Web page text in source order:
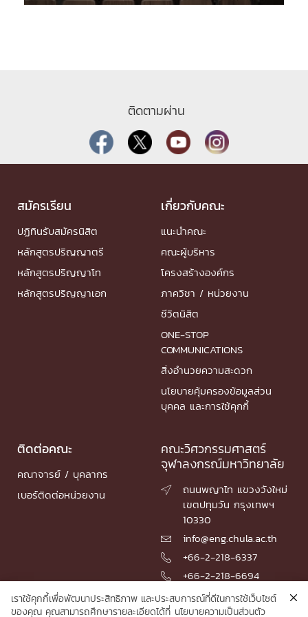
ติดตามผ่าน
สมัครเรียน
ปฏิทินรับสมัครนิสิต
หลักสูตรปริญญาตรี
หลักสูตรปริญญาโท
หลักสูตรปริญญาเอก
เกี่ยวกับคณะ
แนะนำคณะ
คณะผู้บริหาร
โครงสร้างองค์กร
ภาควิชา / หน่วยงาน
ชีวิตนิสิต
ONE-STOP
COMMUNICATIONS
สิ่งอำนวยความสะดวก
นโยบายคุ้มครองข้อมูลส่วน
บุคคล และการใช้คุกกี้
ติดต่อคณะ
คณาจารย์ / บุคลากร
เบอร์ติดต่อหน่วยงาน
คณะวิศวกรรมศาสตร์
จุฬาลงกรณ์มหาวิทยาลัย

ถนนพญาไท แขวงวังใหม่
เขตปทุมวัน กรุงเทพฯ
10330
 info@eng.chula.ac.th
 +66-2-218-6337
 +66-2-218-6694
เราใช้คุกกี้เพื่อพัฒนาประสิทธิภาพ และประสบการณ์ที่ดีในการใช้เว็บไซต์
ของคุณ คุณสามารถศึกษารายละเอียดได้ที่ นโยบายความเป็นส่วนตัว